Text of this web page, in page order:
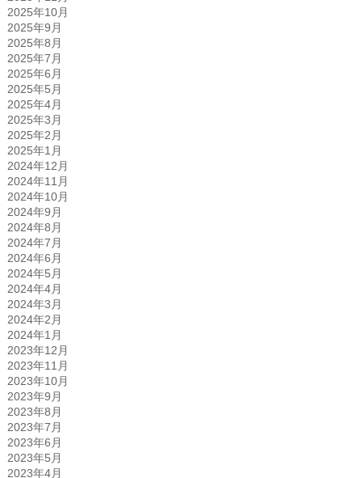
2025年10月
2025年9月
2025年8月
2025年7月
2025年6月
2025年5月
2025年4月
2025年3月
2025年2月
2025年1月
2024年12月
2024年11月
2024年10月
2024年9月
2024年8月
2024年7月
2024年6月
2024年5月
2024年4月
2024年3月
2024年2月
2024年1月
2023年12月
2023年11月
2023年10月
2023年9月
2023年8月
2023年7月
2023年6月
2023年5月
2023年4月